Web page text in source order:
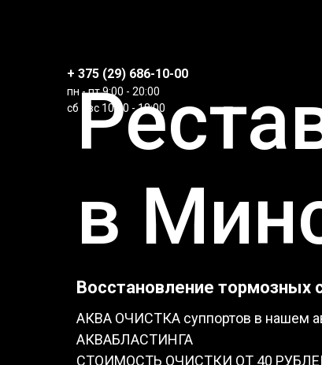
+ 375 (29) 686-10-00
пн - пт 9:00 - 20:00
сб - вс 10:00 - 18:00
в
Восстановление
АКВА ОЧИСТКА суппортов в нашем
АКВАБЛАСТИНГА
СТОИМОСТЬ ОЧИСТКИ ОТ 40